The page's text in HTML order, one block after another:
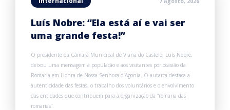
Luís Nobre: “Ela está aí e vai ser
uma grande festa!”
O presidente da Câmara Municipal de Viana do Castelo, Luís Nobre,
deixou uma mensagem à população e aos visitantes por ocasião da
Romaria em Honra de Nossa Senhora d’Agonia. O autarca destaca a
autenticidade das festas, o trabalho dos voluntários e o envolvimento
das entidades que contribuem para a organização da “romaria das
romarias”.